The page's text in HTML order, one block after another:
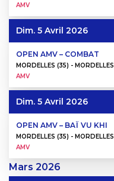
AMV
Dim. 5 Avril 2026
OPEN AMV – COMBAT
MORDELLES (35) - MORDELLES
AMV
Dim. 5 Avril 2026
OPEN AMV – BAÏ VU KHI
MORDELLES (35) - MORDELLES
AMV
Mars 2026